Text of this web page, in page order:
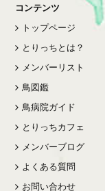
コンテンツ
トップページ
とりっちとは？
メンバーリスト
鳥図鑑
鳥病院ガイド
とりっちカフェ
メンバーブログ
よくある質問
お問い合わせ